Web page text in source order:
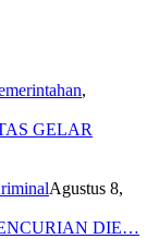
,
GELAR
Agustus 8,
DIE…